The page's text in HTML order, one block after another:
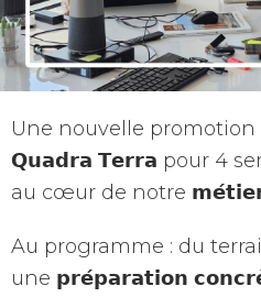
Une nouvelle promotion
𝗤𝘂𝗮𝗱𝗿𝗮 𝗧𝗲𝗿𝗿𝗮 pour 4
au cœur de notre
Au programme : du
une 𝗽𝗿𝗲́𝗽𝗮𝗿𝗮𝘁𝗶𝗼𝗻